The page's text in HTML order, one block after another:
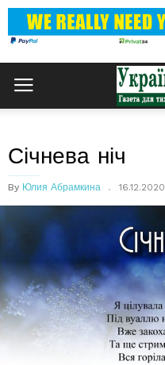
Січнева ніч
By Юлия Абрамкина 16.12.2020